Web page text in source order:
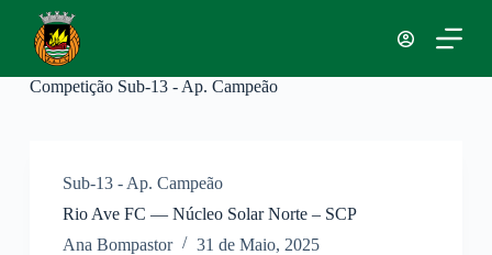
aCompetiçãoSub-13 - Ap. Campeão
Sub-13 - Ap. Campeão
Rio Ave FC — Núcleo Solar Norte – SCP
Ana Bompastor
31 de Maio, 2025